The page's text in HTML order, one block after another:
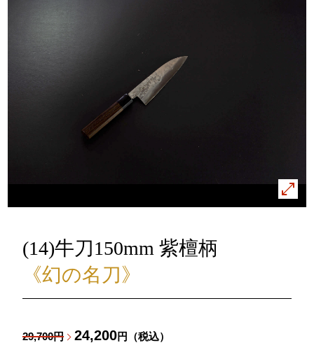
(14)牛刀150mm 紫檀柄
《幻の名刀》
29,700円 24,200円（税込）